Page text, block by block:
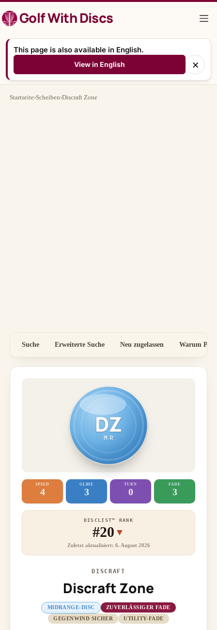
Inhalt
springenGolf With Discs
This page is also available in English.
View in English ×
Startseite›Scheiben›Discraft Zone
Suche Erweiterte Suche Neu zugelassen Warum
DZ
MR
SPEED
4
GLIDE
3
TURN
0
FADE
3
DISCLIST™ RANK
#20 ▼
Zuletzt aktualisiert: 6. August 2026
DISCRAFT
Discraft Zone
MIDRANGE-DISC
ZUVERLÄSSIGER FADE
GEGENWIND SICHER
UTILITY-FADE